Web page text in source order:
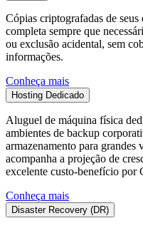
Cópias criptografadas de
completa sempre que
ou exclusão acidental, sem
informações.
Conheça mais
Hosting Dedicado
Aluguel de máquina física
ambientes de backup
armazenamento para grandes
acompanha a projeção de
excelente custo-benefício por
Conheça mais
Disaster Recovery (DR)